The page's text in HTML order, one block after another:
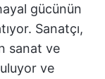
gücünün
Sanatçı,
sanat ve
ve